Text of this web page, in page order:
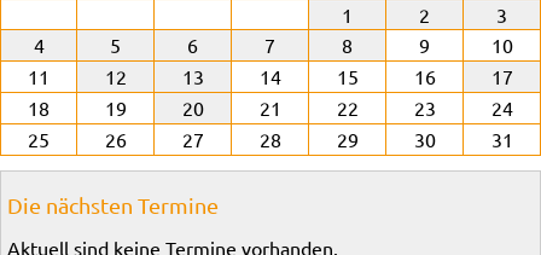
1 2
3
4
5 6 7 8 9
10
11
12 13 14 15 16
17
18
19 20 21 22 23
24
25
26 27 28 29 30 31
Die nächsten Termine
Aktuell sind keine Termine vorhanden.